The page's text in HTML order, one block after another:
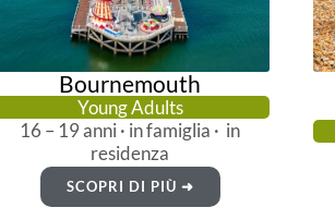
Bournemouth
Young Adults
16 – 19 anni · in famiglia · in
residenza
SCOPRI DI PIÙ ➜